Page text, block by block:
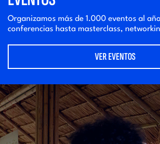
Organizamos más de 1.000 eventos al
conferencias hasta masterclass,
VER EVENTOS